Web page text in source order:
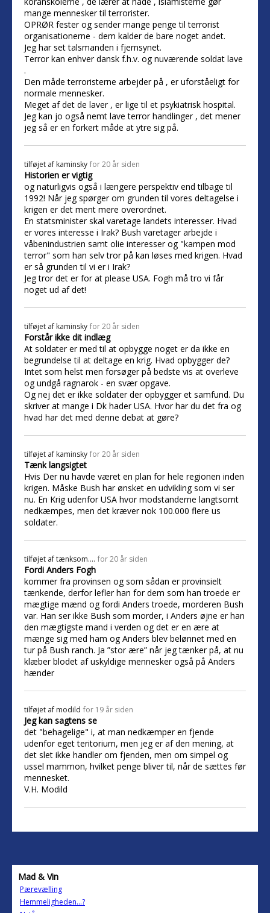
mange mennesker til terrorister.
OPRØR fester og sender mange penge til terrorist
organisationerne - dem kalder de bare noget andet.
Jeg har set talsmanden i fjernsynet.
Terror kan enhver dansk f.h.v. og nuværende soldat lave
.
Den måde terroristerne arbejder på , er uforståeligt for
normale mennesker.
Meget af det de laver , er lige til et psykiatrisk hospital.
Jeg kan jo også nemt lave terror handlinger , det mener
jeg så er en forkert måde at ytre sig på.
tilføjet af kaminsky for 20 år siden
Historien er vigtig
og naturligvis også i længere perspektiv end tilbage til
1992! Når jeg spørger om grunden til vores deltagelse i
krigen er det ment mere overordnet.
En statsminister skal varetage landets interesser. Hvad
er vores interesse i Irak? Bush varetager arbejde i
våbenindustrien samt olie interesser og "kampen mod
terror" som han selv tror på kan løses med krigen. Hvad
er så grunden til vi er i Irak?
Jeg tror det er for at please USA. Fogh må tro vi får
noget ud af det!
tilføjet af kaminsky for 20 år siden
Forstår ikke dit indlæg
At soldater er med til at opbygge noget er da ikke en
begrundelse til at deltage en krig. Hvad opbygger de?
Intet som helst men forsøger på bedste vis at overleve
og undgå ragnarok - en svær opgave.
Og nej det er ikke soldater der opbygger et samfund. Du
skriver at mange i Dk hader USA. Hvor har du det fra og
hvad har det med denne debat at gøre?
tilføjet af kaminsky for 20 år siden
Tænk langsigtet
Hvis Der nu havde været en plan for hele regionen inden
krigen. Måske Bush har ønsket en udvikling som vi ser
nu. En Krig udenfor USA hvor modstanderne langtsomt
nedkæmpes, men det kræver nok 100.000 flere us
soldater.
tilføjet aftænksom…. for 20 år siden
Fordi Anders Fogh
kommer fra provinsen og som sådan er provinsielt
tænkende, derfor lefler han for dem som han troede er
mægtige mænd og fordi Anders troede, morderen Bush
var. Han ser ikke Bush som morder, i Anders øjne er han
den mægtigste mand i verden og det er en ære at
mænge sig med ham og Anders blev belønnet med en
tur på Bush ranch. Ja ”stor ære” når jeg tænker på, at nu
klæber blodet af uskyldige mennesker også på Anders
hænder
tilføjet af modild for 19 år siden
Jeg kan sagtens se
det "behagelige" i, at man nedkæmper en fjende
udenfor eget teritorium, men jeg er af den mening, at
det slet ikke handler om fjenden, men om simpel og
ussel mammon, hvilket penge bliver til, når de sættes før
mennesket.
V.H. Modild
Mad & Vin
Pærevælling
Hemmeligheden...?